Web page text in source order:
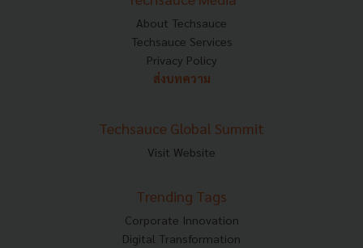
About Techsauce
Techsauce Services
Privacy Policy
ส่งบทความ
Techsauce Global Summit
Visit Website
Trending Tags
Corporate Innovation
Digital Transformation